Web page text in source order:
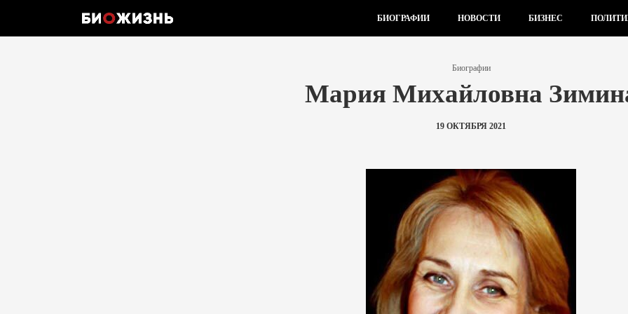
БИОГРАФИИ НОВОСТИ БИЗНЕС
Биографии
Мария Михайловна
19 ОКТЯБРЯ 2021